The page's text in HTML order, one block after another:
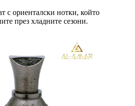
с ориенталски нотки, който
през хладните сезони.